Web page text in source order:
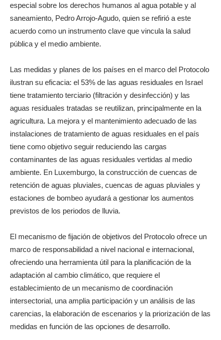
especial sobre los derechos humanos al agua potable y al
saneamiento, Pedro Arrojo-Agudo, quien se refirió a este
acuerdo como un instrumento clave que vincula la salud
pública y el medio ambiente.
Las medidas y planes de los países en el marco del Protocolo
ilustran su eficacia: el 53% de las aguas residuales en Israel
tiene tratamiento terciario (filtración y desinfección) y las
aguas residuales tratadas se reutilizan, principalmente en la
agricultura. La mejora y el mantenimiento adecuado de las
instalaciones de tratamiento de aguas residuales en el país
tiene como objetivo seguir reduciendo las cargas
contaminantes de las aguas residuales vertidas al medio
ambiente. En Luxemburgo, la construcción de cuencas de
retención de aguas pluviales, cuencas de aguas pluviales y
estaciones de bombeo ayudará a gestionar los aumentos
previstos de los periodos de lluvia.
El mecanismo de fijación de objetivos del Protocolo ofrece un
marco de responsabilidad a nivel nacional e internacional,
ofreciendo una herramienta útil para la planificación de la
adaptación al cambio climático, que requiere el
establecimiento de un mecanismo de coordinación
intersectorial, una amplia participación y un análisis de las
carencias, la elaboración de escenarios y la priorización de las
medidas en función de las opciones de desarrollo.